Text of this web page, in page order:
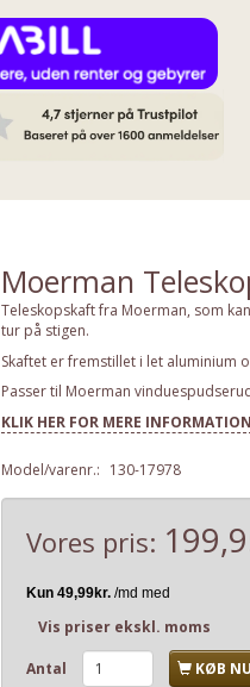
Moerman
Teleskopskaft fra Moerman, som
tur på stigen.
Skaftet er fremstillet i let aluminium
Passer til Moerman
KLIK HER FOR MERE INFORMATION
Model/varenr.: 130-17978
Vores pris:
Vis priser ekskl. moms
Antal KØB NU